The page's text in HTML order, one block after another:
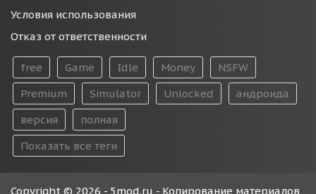
Условия использования
Отказ от ответственности
free Game Idle Money
NSFW
Premium
Simulator Unlocked
андроида
версия
полная
Показать все теги
Copyright © 2026 - 5mod.ru - Копирование материалов